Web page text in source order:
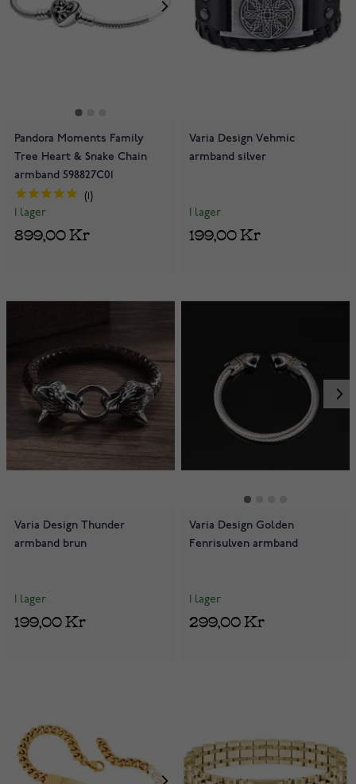
Pandora Moments Family
Tree Heart & Snake Chain
armband 598827C01
I lager
899,00 Kr
Varia Design Vehmic
armband silver
I lager
199,00 Kr
Varia Design Thunder
armband brun
I lager
199,00 Kr
Varia Design Golden
Fenrisulven armband
I lager
299,00 Kr